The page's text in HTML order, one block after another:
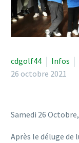
cdgolf44 Infos
26 octobre 2021
Samedi 26 Octobre,
Après le déluge de